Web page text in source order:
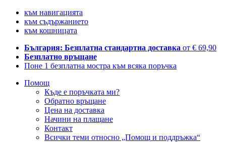
към навигацията
към съдържанието
към кошницата
България: Безплатна стандартна доставка от € 69,90
Безплатно връщане
Поне 1 безплатна мостра към всяка поръчка
Помощ
Къде е поръчката ми?
Обратно връщане
Цена на доставка
Начини на плащане
Контакт
Всички теми относно „Помощ и поддръжка“